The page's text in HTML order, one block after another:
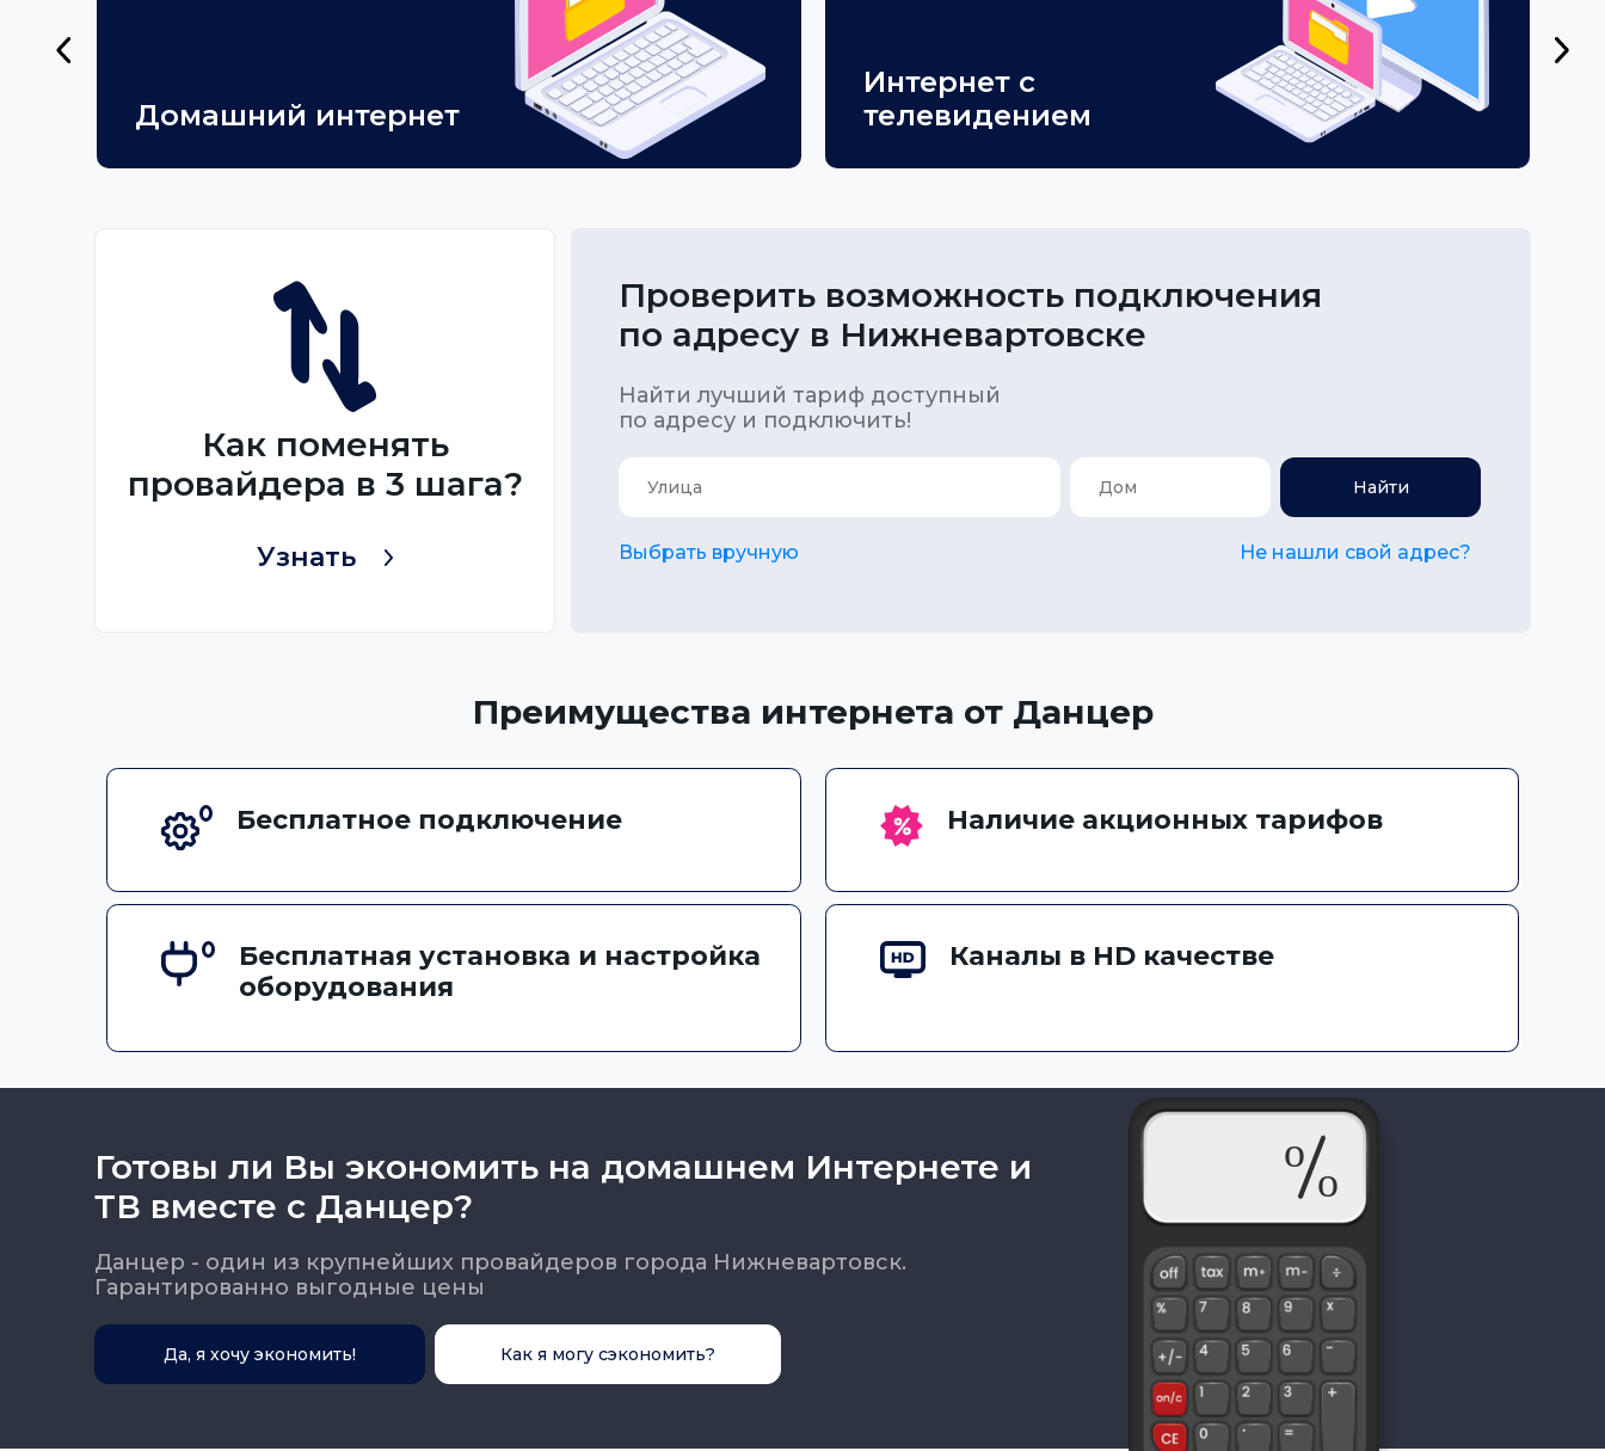
Домашний интернет
Интернет с
телевидением
Как поменять
провайдера в 3 шага?
Узнать
Проверить возможность подключения
по адресу в Нижневартовске
Найти лучший тариф доступный
по адресу и подключить!
Найти
Выбрать вручную Не нашли свой адрес?
Преимущества интернета от Данцер
Бесплатное подключение Наличие акционных тарифов
Бесплатная установка и настройка
оборудования
Каналы в HD качестве
Готовы ли Вы экономить на домашнем Интернете и
ТВ вместе с Данцер?
Данцер - один из крупнейших провайдеров города Нижневартовск.
Гарантированно выгодные цены
Да, я хочу экономить! Как я могу сэкономить?